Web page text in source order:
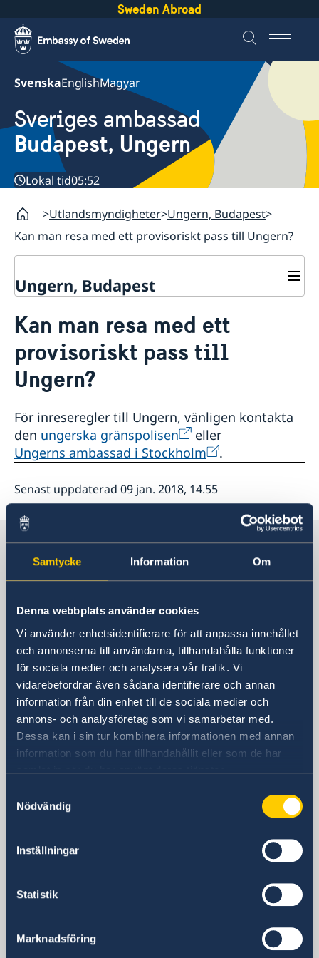
Samtycke Information Om
Denna webbplats använder cookies
Vi använder enhetsidentifierare för att anpassa innehållet
och annonserna till användarna, tillhandahålla funktioner
för sociala medier och analysera vår trafik. Vi
vidarebefordrar även sådana identifierare och annan
information från din enhet till de sociala medier och
annons- och analysföretag som vi samarbetar med.
Dessa kan i sin tur kombinera informationen med annan
information som du har tillhandahållit eller som de har
samlat in när du har använt deras tjänster.
Nödvändig
Inställningar
Statistik
Marknadsföring
Sweden Abroad
SvenskaEnglishMagyar
Sveriges ambassad
Budapest, Ungern
Lokal tid05:52
Utlandsmyndigheter Ungern, Budapest
Kan man resa med ett provisoriskt pass till Ungern?
Ungern, Budapest
Svenska föreningar i Ungern
Svenska skolan i Budapest
Svenska handelskammaren i Ungern
Skandinaviska huset
SWEA
Om oss
Raoul Wallenberg
GDPR
Så stöttar vi svenska företag
Vi är en resurs för svenska företag
Team Sweden
Så kan du få stöd
Svenska företag i Ungern och Slovenien
Anmäl handelshinder
Aktuellt
Sverige värd för Natos utrikesministermöte
Kan man resa med ett
provisoriskt pass till
Ungern?
För inreseregler till Ungern, vänligen kontakta
den ungerska gränspolisen
eller
Ungerns ambassad i Stockholm
.
Senast uppdaterad 09 jan. 2018, 14.55
Sverige i Ungern
Besöksadress
Sveriges ambassad
Vizíváros Office Center
Byggnad B, plan 4
Kapás utca 6-12
1027 Budapest
Ungern
Postadress
1027 Budapest
Ungern
+36 1 460 6020
+36 1 460 6021
Konsulära ärenden